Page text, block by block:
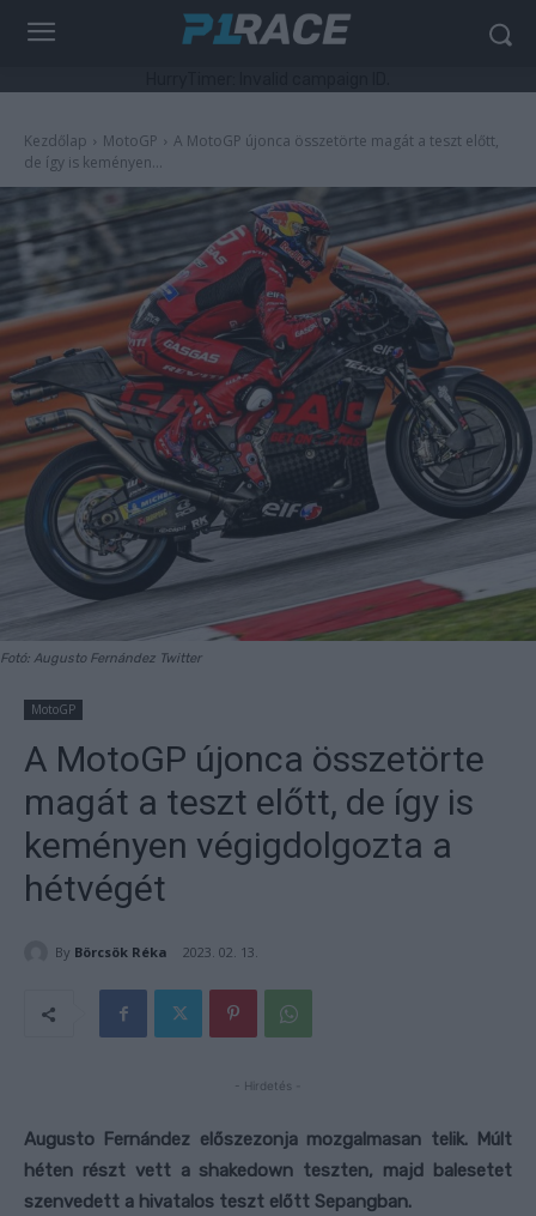
Kezdőlap MotoGP
A MotoGP újonca összetörte magát a teszt előtt,
de így is keményen...
Fotó: Augusto Fernández Twitter
MotoGP
A MotoGP újonca összetörte
magát a teszt előtt, de így is
keményen végigdolgozta a
hétvégét
By Börcsök Réka 2023. 02. 13.
- Hirdetés -
Augusto Fernández előszezonja mozgalmasan telik. Múlt
héten részt vett a shakedown teszten, majd balesetet
szenvedett a hivatalos teszt előtt Sepangban.